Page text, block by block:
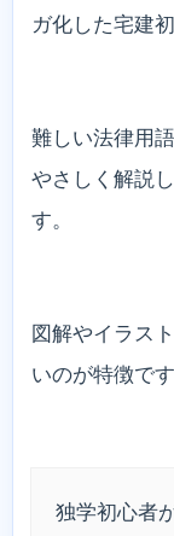
ガ化した宅建
難しい法律用
やさしく解説
す。
図解やイラス
いのが特徴です
独学初心者